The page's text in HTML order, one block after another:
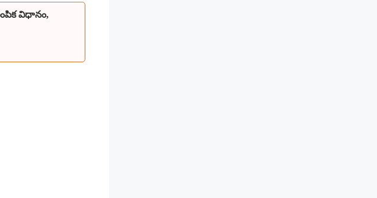
విధానం,